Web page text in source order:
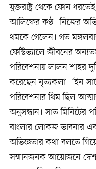
যুক্তরাষ্ট্র থেকে ফোন
আলিফের কণ্ঠ। নিজের
থমকে গেলেন। গত
ফেস্টিভ্যালে জীবনের
পরিবেশনায় লালন শাহর
করেছেন নৃত্যকলা। ‘ইন
পরিবেশনার থিম ছিল
অনুসন্ধান। সাত মিনিটের
বাংলার লোকজ ভাবনার এক
অভিজ্ঞতার কথা বলতে
সম্মানজনক আয়োজনে